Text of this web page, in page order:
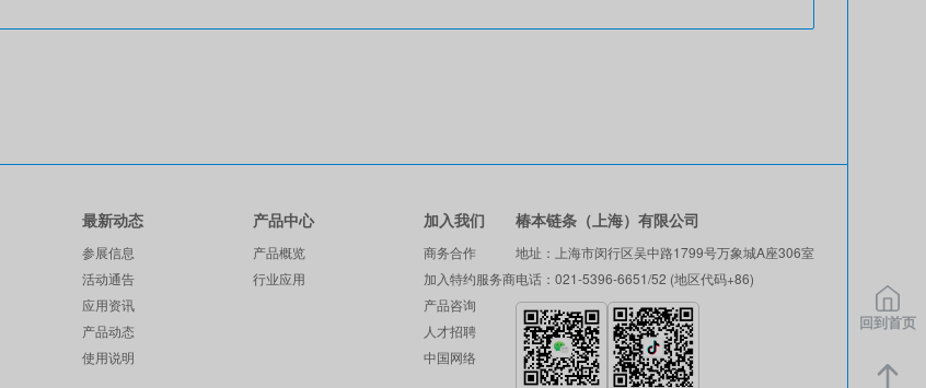
最新动态
参展信息
活动通告
应用资讯
产品动态
使用说明
产品中心
产品概览
行业应用
加入我们
商务合作
加入特约服务商
产品咨询
人才招聘
中国网络
椿本链条（上海）有限公司
地址：上海市闵行区吴中路1799号万象城A座306室
电话：021-5396-6651/52 (地区代码+86)
回到首页